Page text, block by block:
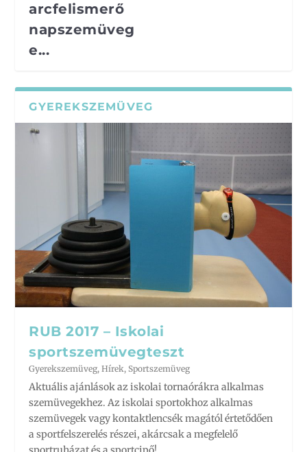
arcfelismerő
napszemüveg
e...
GYEREKSZEMÜVEG
RUB 2017 – Iskolai
sportszemüvegteszt
Gyerekszemüveg,Hírek, Sportszemüveg
Aktuális ajánlások az iskolai tornaórákra alkalmas
szemüvegekhez. Az iskolai sportokhoz alkalmas
szemüvegek vagy kontaktlencsék magától értetődően
a sportfelszerelés részei, akárcsak a megfelelő